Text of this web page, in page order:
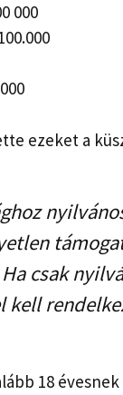
000
ezeket a
Ha csak
kell
18